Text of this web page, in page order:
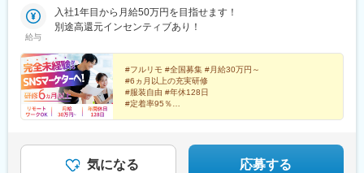
駅、内幸町駅、東新宿駅、新宿西口駅、下落合駅、御徒町駅、曳
舟駅、東京国際クルーズターミナル駅、東京ビッグサイト駅、不
駅、府中本町駅、立川南駅、日本大通り駅、関内駅、八丁畷駅、
武蔵溝ノ口駅、柳小路駅、お台場海浜公園駅
本社東京都渋谷区道玄坂1-10-8 渋谷道玄坂東急ビル2F-C■銀座東
京都中央区銀座1-12-4 N&E BLD.6F■六本木東京都港区六本木3-
間ビル■池袋東京都豊島区東池袋2-62-8 BIGオフィスプラザ池袋■
梅田大阪府大阪市北区梅田1-2-2 大阪駅前第2ビル12-12号■名古屋
愛知県名古屋市中村区名駅4-24-5 第2森ビル■博多福岡県福岡市博
多区博多駅前1-23-1 ParkFront博多駅前1丁目5F-B
盛駅、久慈駅、仙台駅、石巻駅、杜せきのした駅、新田駅(宮城
県)、くりこま高原駅、多賀城駅、気仙沼駅、いわき駅、郡山駅(福
駅、秋田駅、横手駅、能代駅、湯沢駅、大久保駅(秋田県)、鷹ノ巣
駅、山形駅、鶴岡駅、酒田駅、米沢駅、天童駅、さくらんぼ東根
駅、寒河江駅、新庄駅、水戸駅、つくば駅、日立駅、勝田駅、土
浦駅、古河駅、取手駅、下館駅、笹川駅、牛久駅、龍ケ崎市駅、
守谷駅、水海道駅、宇都宮駅、小山駅、栃木駅、足利駅、佐野
駅、前橋駅、太田駅(群馬県)、伊勢崎駅、桐生駅、館林駅、川口元
郷駅、川越駅、所沢駅、越谷駅、草加駅、春日部駅、上尾駅、熊
給与
入社1年目から月給50万円を目指せます！
別途高還元インセンティブあり！
#フルリモ #全国募集 #月給30万円～
#6ヵ月以上の充実研修
#服装自由 #年休128日
#定着率95％
気になる 応募する